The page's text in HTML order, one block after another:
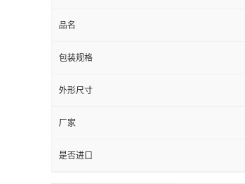
品名
包装规格
外形尺寸
厂家
是否进口